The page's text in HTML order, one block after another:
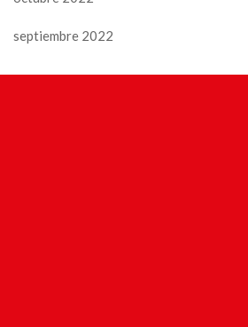
septiembre 2022